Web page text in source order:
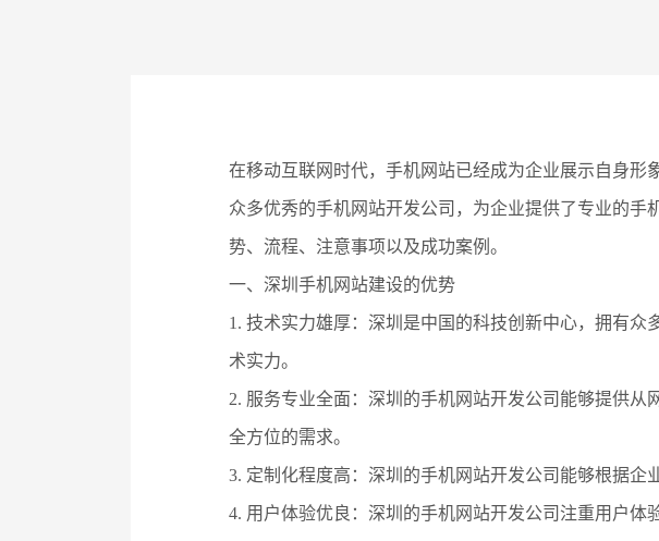
在移动互联网时代，手机网站已经成为企业展示自身
众多优秀的手机网站开发公司，为企业提供了专业的
势、流程、注意事项以及成功案例。
一、深圳手机网站建设的优势
1. 技术实力雄厚：深圳是中国的科技创新中心，拥有
术实力。
2. 服务专业全面：深圳的手机网站开发公司能够提供
全方位的需求。
3. 定制化程度高：深圳的手机网站开发公司能够根据企
4. 用户体验优良：深圳的手机网站开发公司注重用户